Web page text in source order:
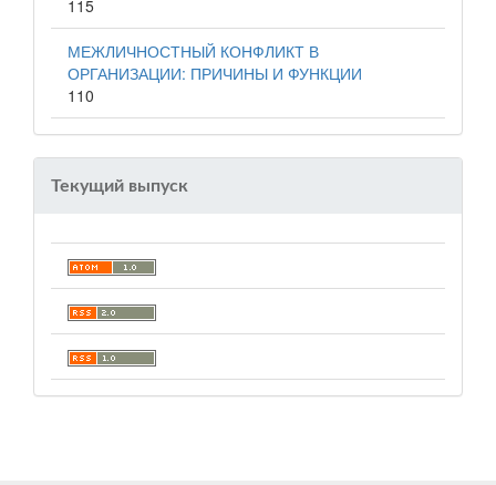
115
МЕЖЛИЧНОСТНЫЙ КОНФЛИКТ В
ОРГАНИЗАЦИИ: ПРИЧИНЫ И ФУНКЦИИ
110
Текущий выпуск